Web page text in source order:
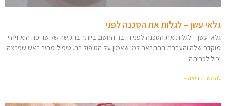
גלאי עשן – לגלות את הסכנה לפני
גלאי עשן – לגלות את הסכנה לפני הדבר החשוב ביותר בהקשר של שריפה הוא זיהוי
מוקדם שלה והעברת ההתראה למי שאמון על הטיפול בה. טיפול מהיר באש שפרצה
יכול לכבותה
להמשך קריאה »